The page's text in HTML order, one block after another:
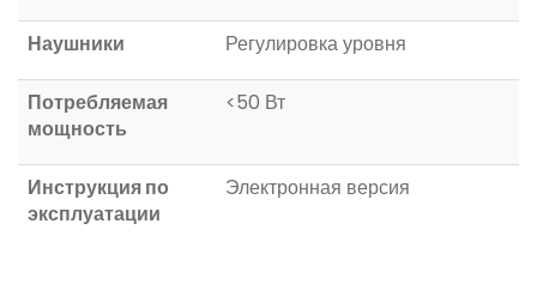
Наушники Регулировка уровня
Потребляемая
мощность
<50 Вт
Инструкция по
эксплуатации
Электронная версия